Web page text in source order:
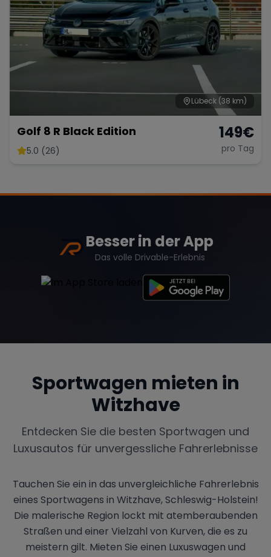
Lübeck (38 km)
Golf 8 R Black Edition
5.0 (26)
149€
pro Tag
Besser in der App
Das volle Drivable-Erlebnis
Sportwagen mieten in
Witzhave
Entdecken Sie die besten Sportwagen und
Luxusautos für unvergessliche Fahrerlebnisse
Tauchen Sie ein in das unvergleichliche Fahrerlebnis
eines Sportwagens in Witzhave, Schleswig-Holstein!
Die malerische Region lockt mit atemberaubenden
Straßen und einer Vielzahl von Kurven, die es zu
meistern gilt. Mieten Sie einen Luxuswagen und